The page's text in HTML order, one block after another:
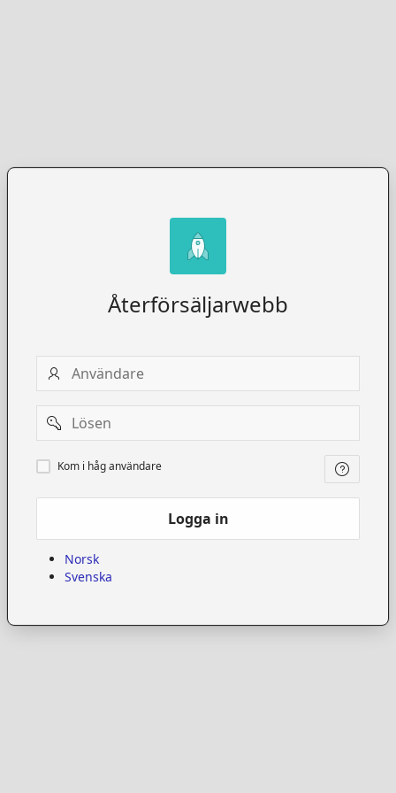
Återförsäljarwebb
Användare
Password
Kom
i
Kom i håg användare
Logga in
Norsk
Svenska